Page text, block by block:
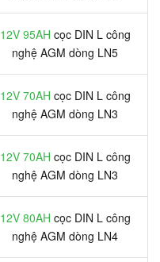
12V 95AH cọc DIN L công
nghệ AGM dòng LN5
12V 70AH cọc DIN L công
nghệ AGM dòng LN3
12V 70AH cọc DIN L công
nghệ AGM dòng LN3
12V 80AH cọc DIN L công
nghệ AGM dòng LN4